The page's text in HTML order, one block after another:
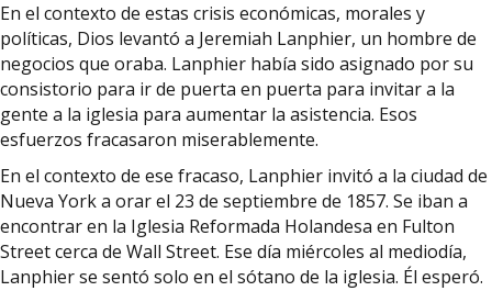
En el contexto de estas crisis económicas, morales y
políticas, Dios levantó a Jeremiah Lanphier, un hombre de
negocios que oraba. Lanphier había sido asignado por su
consistorio para ir de puerta en puerta para invitar a la
gente a la iglesia para aumentar la asistencia. Esos
esfuerzos fracasaron miserablemente.
En el contexto de ese fracaso, Lanphier invitó a la ciudad de
Nueva York a orar el 23 de septiembre de 1857. Se iban a
encontrar en la Iglesia Reformada Holandesa en Fulton
Street cerca de Wall Street. Ese día miércoles al mediodía,
Lanphier se sentó solo en el sótano de la iglesia. Él esperó.